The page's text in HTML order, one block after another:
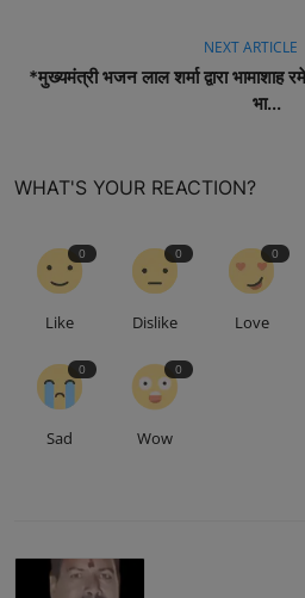
NEXT ARTICLE
*मुख्यमंत्री भजन लाल शर्मा द्वारा भामाशाह
भा...
WHAT'S YOUR REACTION?
0
Like
0
Dislike
0
Love
0
Sad
0
Wow